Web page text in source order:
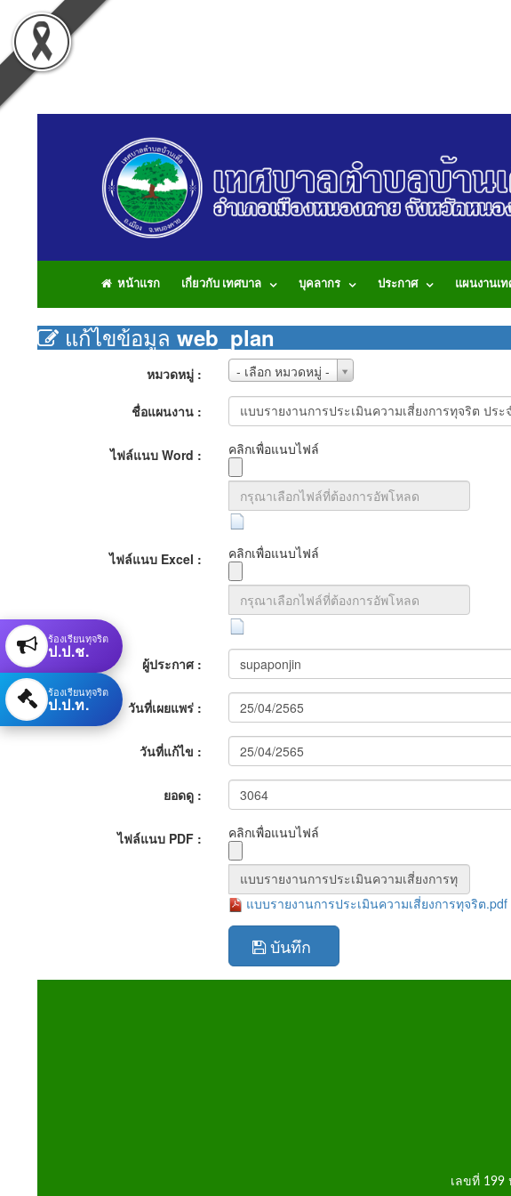
หน้าแรก เกี่ยวกับ เทศบาล บุคลากร ประกาศ แผนงานเ
แก้ไขข้อมูล web_plan
หมวดหมู่ : - เลือก หมวดหมู่ -
หมวด
หมู่
:
ชื่อแผนงาน :
ไฟล์แนบ Word : คลิกเพื่อแนบไฟล์
ไฟล์แนบ Excel : คลิกเพื่อแนบไฟล์
ผู้ประกาศ :
วันที่เผยแพร่ :
วันที่แก้ไข :
ยอดดู :
ไฟล์แนบ PDF : คลิกเพื่อแนบไฟล์
แบบรายงานการประเมินความเสี่ยงการทุจริต.pdf
บันทึก
เลขที่ 199
ร้องเรียนทุจริต
ป.ป.ช.
ร้องเรียนทุจริต
ป.ป.ท.